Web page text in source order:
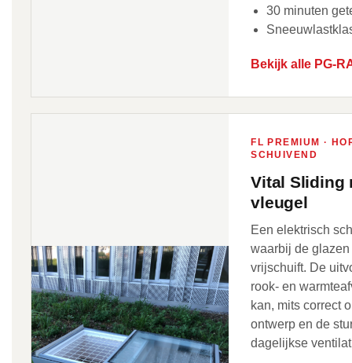
30 minuten
Bekijk alle PG-
FL PREMIUM ·
SCHUIVEND
Vital Sliding
vleugel
Een elektrisch
waarbij de
vrijschuift. De
rook- en
kan, mits correct
ontwerp en de
dagelijkse